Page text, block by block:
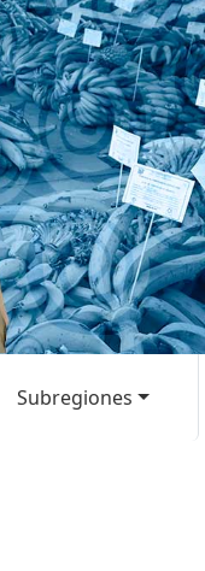
Subregiones